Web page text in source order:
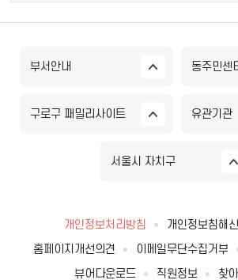
부서안내 동주민센
구로구 패밀리사이트 유관기관
서울시 자치구
개인정보처리방침
개인정보침해
홈페이지개선의견
이메일무단수집거부
뷰어다운로드
직원정보 찾